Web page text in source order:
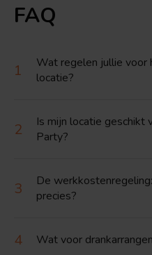
FAQ
Wat regelen jullie voor
locatie?
Is mijn locatie geschikt
Party?
De
precies?
Wat voor